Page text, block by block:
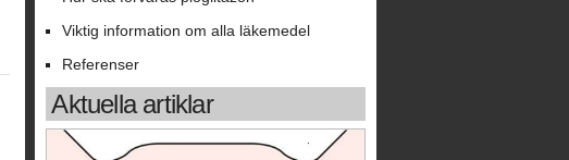
Viktig information om alla läkemedel
Referenser
Aktuella artiklar